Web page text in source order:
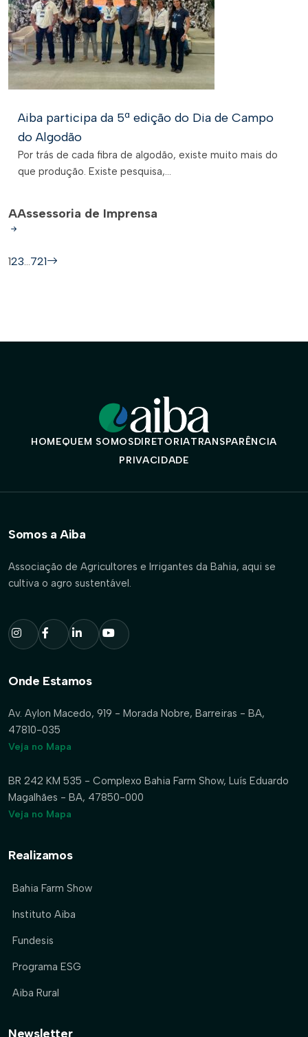
Aiba participa da 5ª edição do Dia de Campo
do Algodão
Por trás de cada fibra de algodão, existe muito mais do
que produção. Existe pesquisa,...
AAssessoria de Imprensa
123…721
HOMEQUEM SOMOSDIRETORIATRANSPARÊNCIA
PRIVACIDADE
Somos a Aiba
Associação de Agricultores e Irrigantes da Bahia, aqui se
cultiva o agro sustentável.
Onde Estamos
Av. Aylon Macedo, 919 - Morada Nobre, Barreiras - BA,
47810-035
Veja no Mapa
BR 242 KM 535 - Complexo Bahia Farm Show, Luís Eduardo
Magalhães - BA, 47850-000
Veja no Mapa
Realizamos
Bahia Farm Show
Instituto Aiba
Fundesis
Programa ESG
Aiba Rural
Newsletter